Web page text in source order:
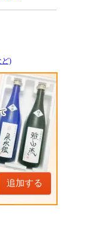
ど)
追加する